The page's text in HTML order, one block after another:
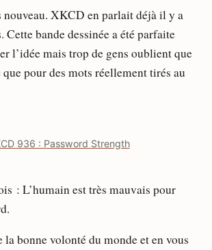
nouveau. XKCD en parlait déjà il y a
Cette bande dessinée a été parfaite
l’idée mais trop de gens oublient que
pour des mots réellement tirés au
936 : Password Strength
: L’humain est très mauvais pour
la bonne volonté du monde et en vous